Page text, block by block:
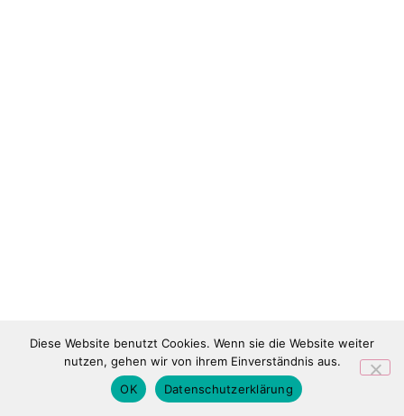
Diese Website benutzt Cookies. Wenn sie die Website weiter
nutzen, gehen wir von ihrem Einverständnis aus.
OK
Datenschutzerklärung